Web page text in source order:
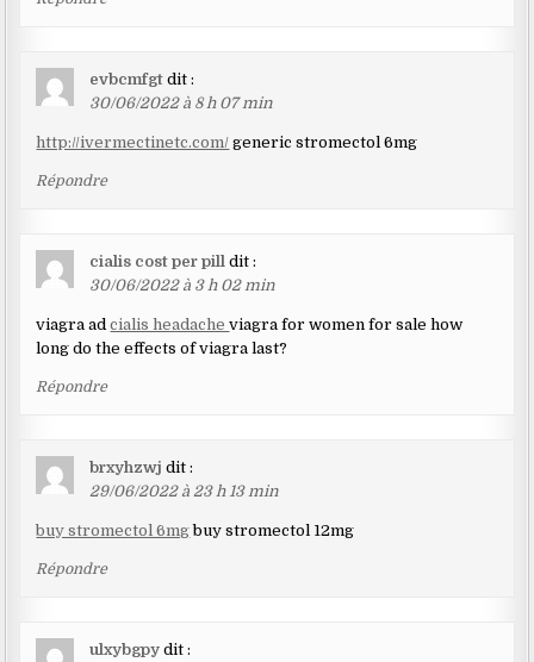
evbcmfgt dit :
30/06/2022 à 8 h 07 min
http://ivermectinetc.com/ generic stromectol 6mg
Répondre
cialis cost per pill dit :
30/06/2022 à 3 h 02 min
viagra adcialis headacheviagra for women for sale how
long do the effects of viagra last?
Répondre
brxyhzwj dit :
29/06/2022 à 23 h 13 min
buy stromectol 6mgbuy stromectol 12mg
Répondre
ulxybgpy dit :